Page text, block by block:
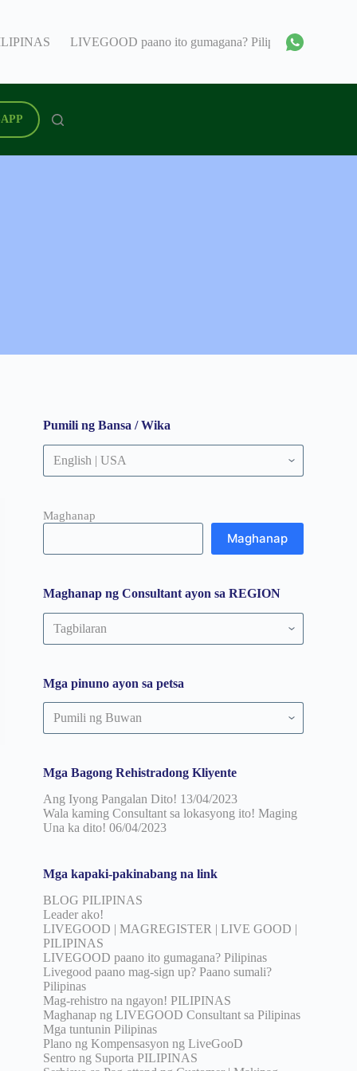
LIVEGOOD paano ito gumagana? Pilipinas
Pumili ng Bansa / Wika
Maghanap
Maghanap
Maghanap ng Consultant ayon sa REGION
Maghanap
ng
Consultant
REGION
Mga pinuno ayon sa petsa
Mga
pinuno
ayon
Mga Bagong Rehistradong Kliyente
Ang Iyong Pangalan Dito! 13/04/2023
Wala kaming Consultant sa lokasyong ito! Maging
Una ka dito! 06/04/2023
Mga kapaki-pakinabang na link
BLOG PILIPINAS
Leader ako!
LIVEGOOD | MAGREGISTER | LIVE GOOD |
PILIPINAS
LIVEGOOD paano ito gumagana? Pilipinas
Livegood paano mag-sign up? Paano sumali?
Pilipinas
Mag-rehistro na ngayon! PILIPINAS
Maghanap ng LIVEGOOD Consultant sa Pilipinas
Mga tuntunin Pilipinas
Plano ng Kompensasyon ng LiveGooD
Sentro ng Suporta PILIPINAS